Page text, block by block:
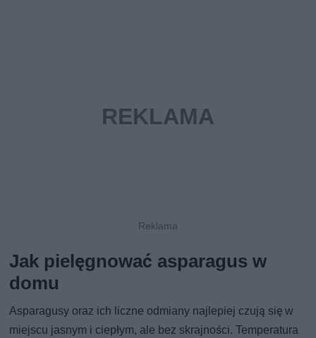
Jak pielęgnować asparagus w
domu
Asparagusy oraz ich liczne odmiany najlepiej czują się w
miejscu jasnym i ciepłym, ale bez skrajności. Temperatura